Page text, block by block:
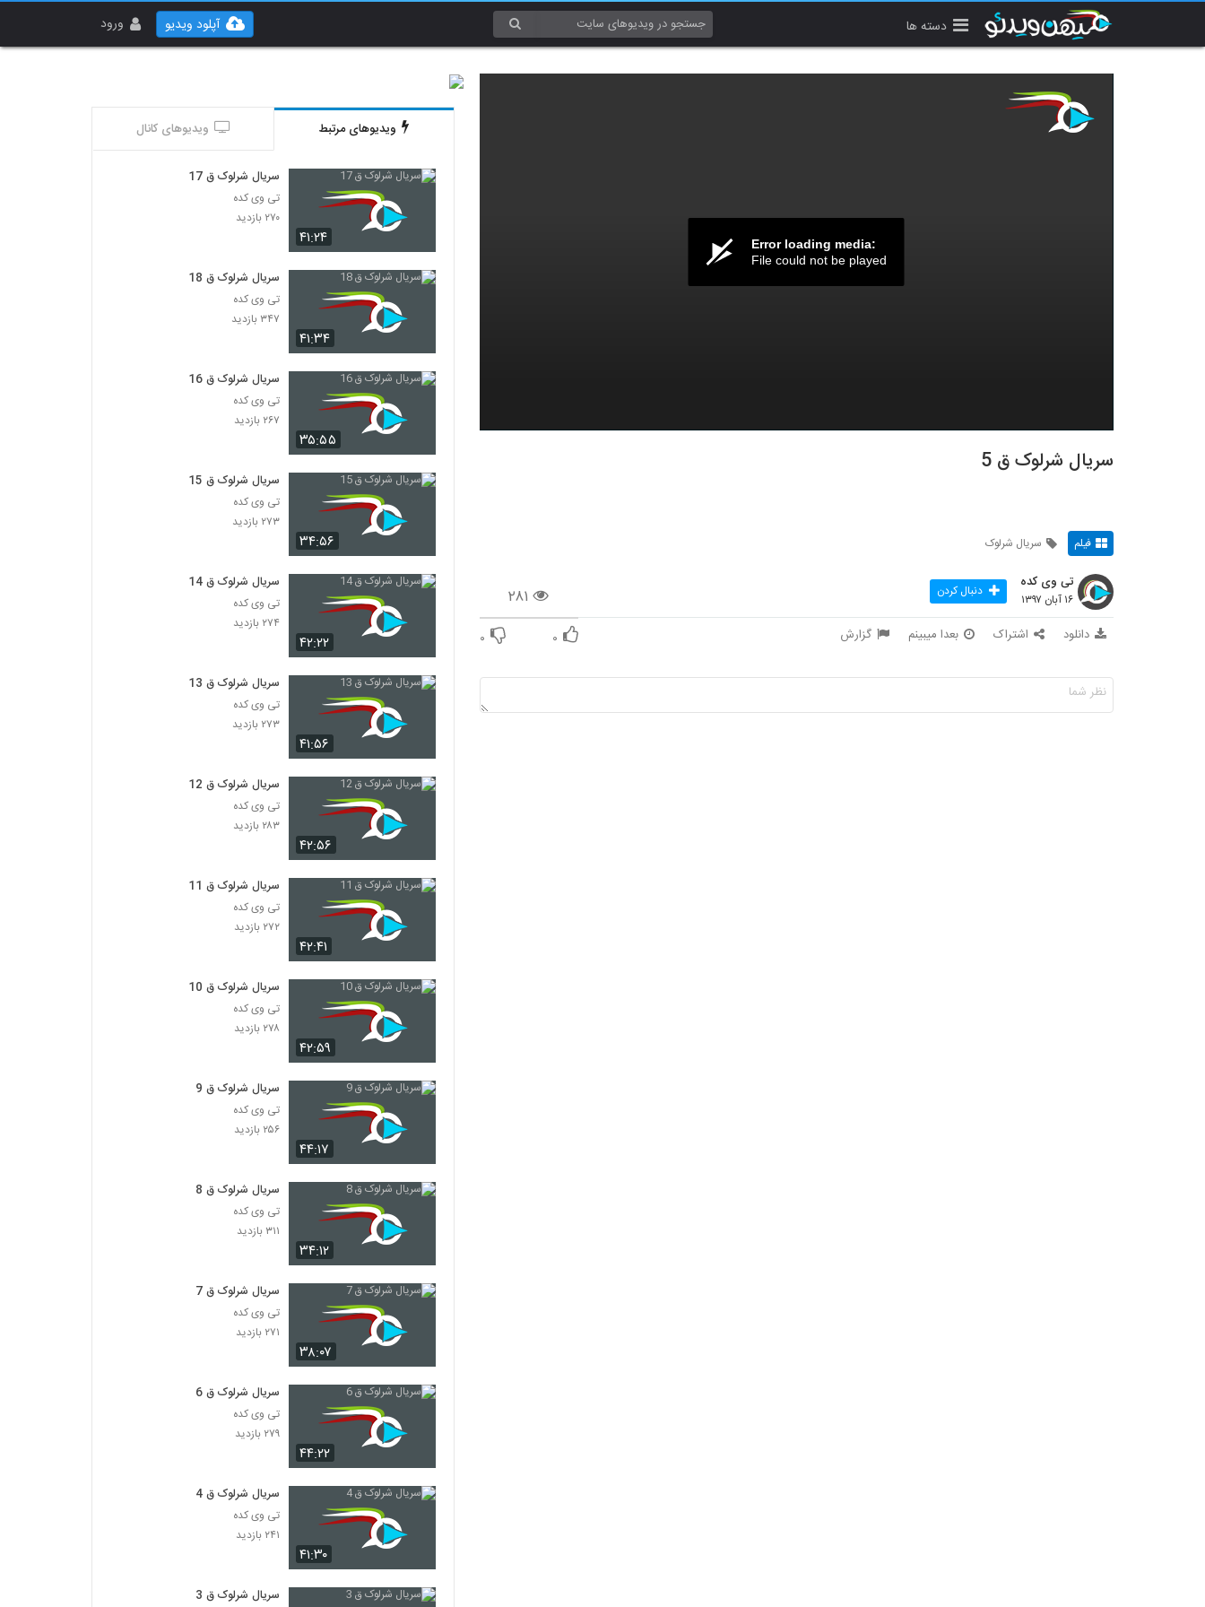
دسته ها ورود آپلود ویدیو
Error loading media:
File could not be played
سریال شرلوک ق 5
فیلم سریال شرلوک
۲۸۱
تی وی کده
۱۶ آبان ۱۳۹۷ دنبال کردن
دانلود اشتراک بعدا میبینم گزارش ۰ ۰
ویدیوهای مرتبط ویدیوهای کانال
۴۱:۲۴
سریال شرلوک ق 17
تی وی کده
۲۷۰ بازدید
۴۱:۳۴
سریال شرلوک ق 18
تی وی کده
۳۴۷ بازدید
۳۵:۵۵
سریال شرلوک ق 16
تی وی کده
۲۶۷ بازدید
۳۴:۵۶
سریال شرلوک ق 15
تی وی کده
۲۷۳ بازدید
۴۲:۲۲
سریال شرلوک ق 14
تی وی کده
۲۷۴ بازدید
۴۱:۵۶
سریال شرلوک ق 13
تی وی کده
۲۷۳ بازدید
۴۲:۵۶
سریال شرلوک ق 12
تی وی کده
۲۸۳ بازدید
۴۲:۴۱
سریال شرلوک ق 11
تی وی کده
۲۷۲ بازدید
۴۲:۵۹
سریال شرلوک ق 10
تی وی کده
۲۷۸ بازدید
۴۴:۱۷
سریال شرلوک ق 9
تی وی کده
۲۵۶ بازدید
۳۴:۱۲
سریال شرلوک ق 8
تی وی کده
۳۱۱ بازدید
۳۸:۰۷
سریال شرلوک ق 7
تی وی کده
۲۷۱ بازدید
۴۴:۲۲
سریال شرلوک ق 6
تی وی کده
۲۷۹ بازدید
۴۱:۳۰
سریال شرلوک ق 4
تی وی کده
۲۴۱ بازدید
سریال شرلوک ق 3